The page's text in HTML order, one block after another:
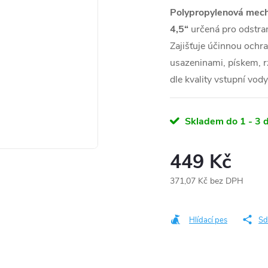
Polypropylenová
4,5“ určená pro
Zajišťuje účinnou
usazeninami, pískem,
dle kvality vstupní
Skladem do 1 - 3
449 Kč
371,07 Kč bez DPH
Hlídací pes